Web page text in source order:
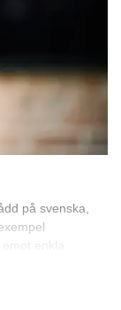
på svenska,
enkla